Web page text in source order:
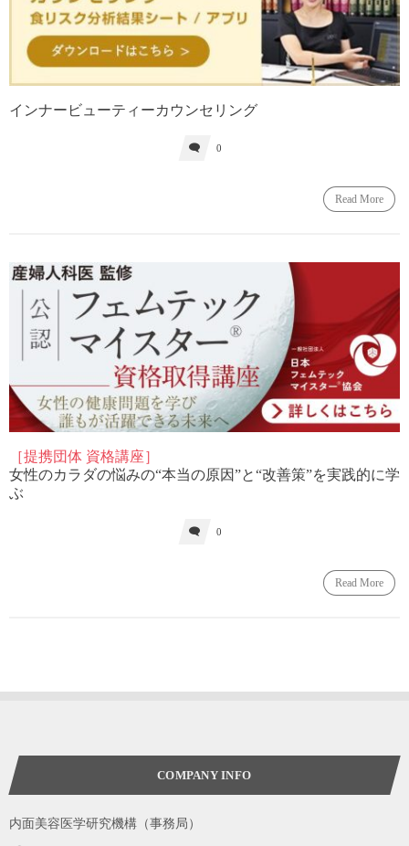
インナービューティーカウンセリング
0
Read More
［提携団体 資格講座］
女性のカラダの悩みの“本当の原因”と“改善策”を実践的に学
ぶ
0
Read More
COMPANY INFO
内面美容医学研究機構（事務局）